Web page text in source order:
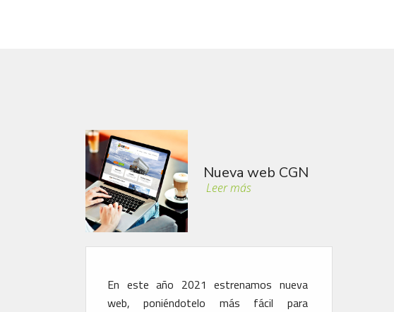
web CGN Soluciones
Aplicación de métodos para el ahorro de
consumo, desgaste y contaminación del